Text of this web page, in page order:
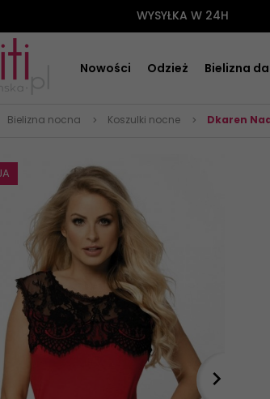
WYSYŁKA W 24H
Nowości Odzież Bielizna
Bielizna nocna Koszulki nocne Dkaren